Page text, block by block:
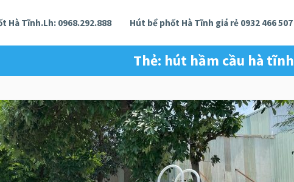
Hà Tĩnh.Lh: 0968.292.888 Hút bể phốt Hà Tĩnh giá rẻ 0932 466 507
Thẻ: hút hầm cầu hà tĩnh